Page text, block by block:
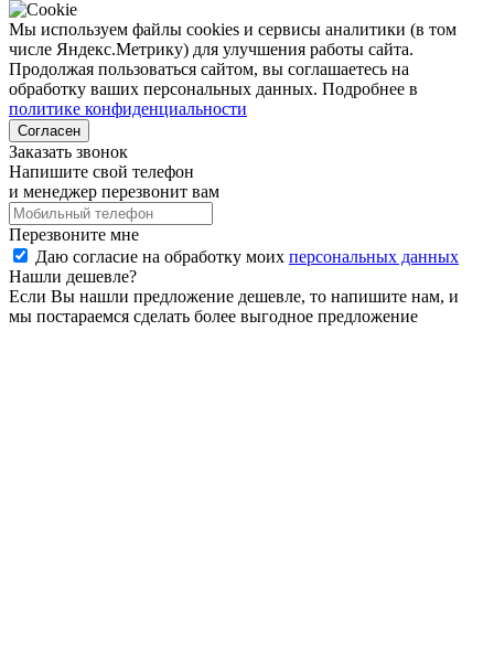
Мы используем файлы cookies и сервисы аналитики (в том
числе Яндекс.Метрику) для улучшения работы сайта.
Продолжая пользоваться сайтом, вы соглашаетесь на
обработку ваших персональных данных. Подробнее в
политике конфиденциальности
Согласен
Заказать звонок
Напишите свой телефон
и менеджер перезвонит вам
Перезвоните мне
Даю согласие на обработку моих персональных данных
Нашли дешевле?
Если Вы нашли предложение дешевле, то напишите нам, и
мы постараемся сделать более выгодное предложение